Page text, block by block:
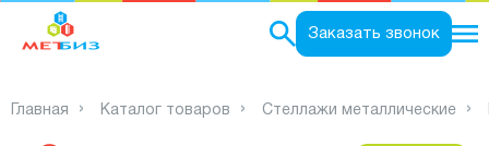
Заказать звонок
Главная Каталог товаров Стеллажи металлические